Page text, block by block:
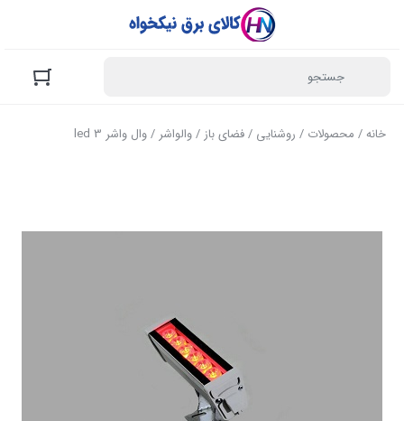
خانه/ محصولات / روشنایی /فضای باز /والواشر / وال واشر led 3